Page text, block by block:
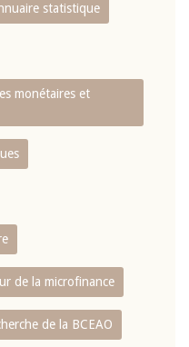
statistique
monétaires et
de la microfinance
de la BCEAO